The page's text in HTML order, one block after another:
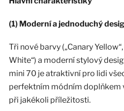
(1) Moderní a jednoduchý
Tři nové barvy („Canary
White“) a moderní stylový
mini 70 je atraktivní pro lidi
perfektním módním doplňkem
při jakékoli příležitosti.